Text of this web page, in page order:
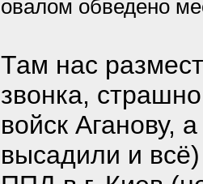
овалом обведено
Там нас
звонка,
войск Аганову,
высадили и